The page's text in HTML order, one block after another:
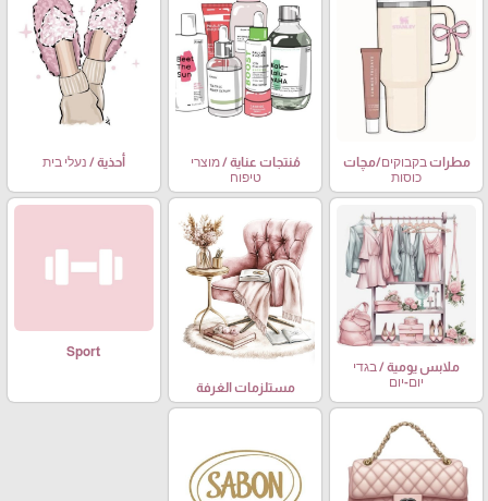
مطرات בקבוקים/مچات
כוסות
مُنتجات عناية / מוצרי
טיפוח
أحذية / נעלי בית
ملابس يومية / בגדי
יום-יום
مستلزمات الغرفة
Sport